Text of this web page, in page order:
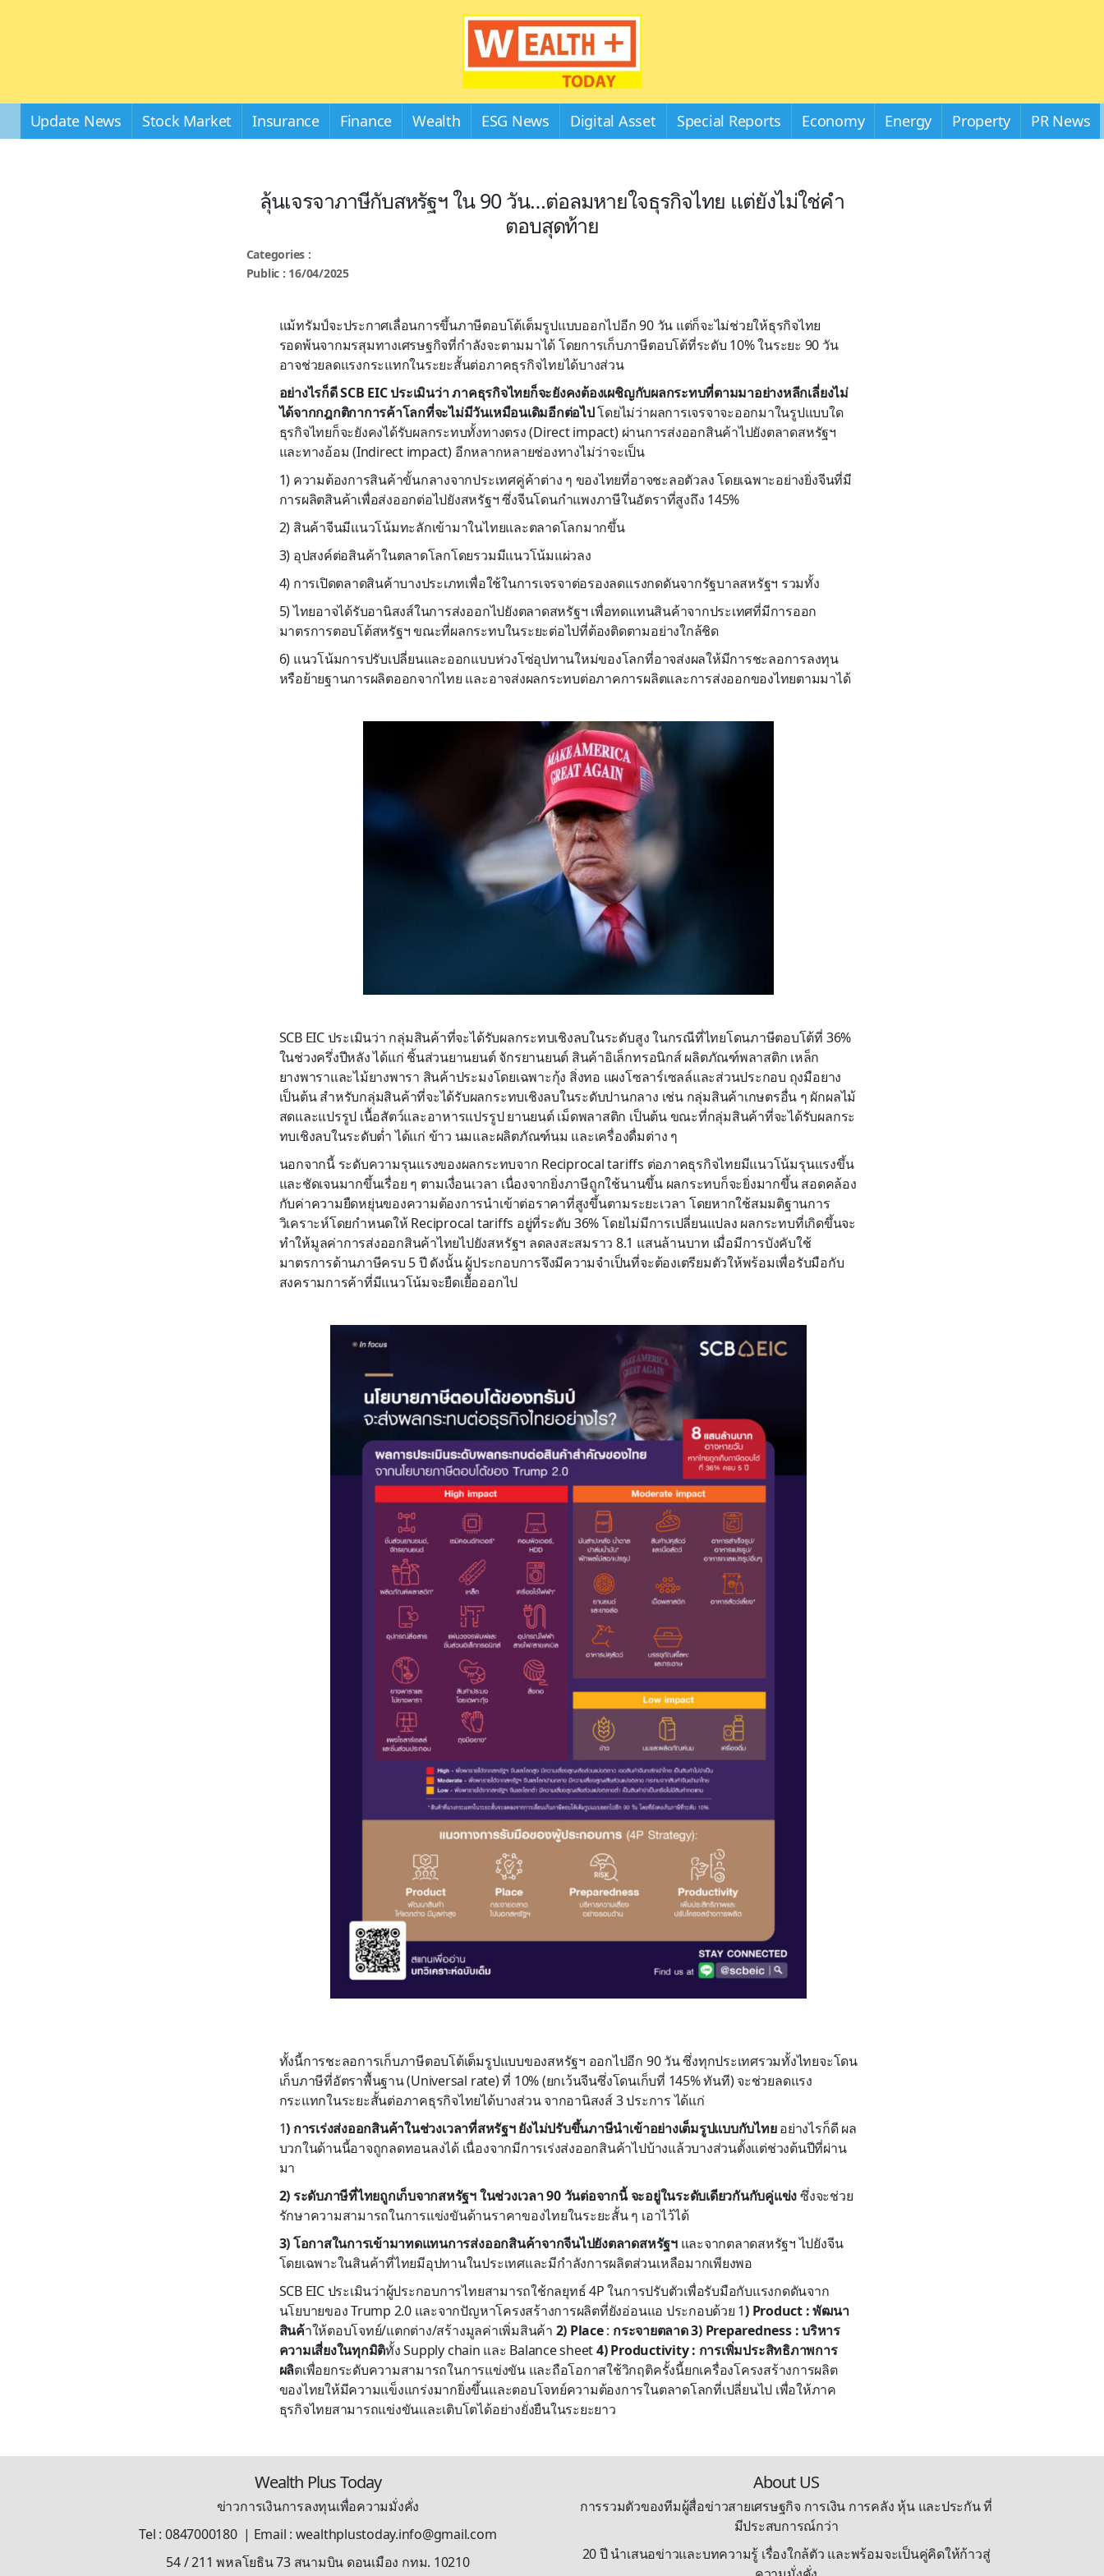
Update News Stock Market Insurance Finance Wealth ESG News Digital Asset Special Reports Economy Energy Property PR News
ลุ้นเจรจาภาษีกับสหรัฐฯ ใน 90 วัน…ต่อลมหายใจธุรกิจไทย แต่ยังไม่ใช่คำ
ตอบสุดท้าย
Categories :
Public : 16/04/2025
แม้ทรัมป์จะประกาศเลื่อนการขึ้นภาษีตอบโต้เต็มรูปแบบออกไปอีก 90 วัน แต่ก็จะไม่ช่วยให้ธุรกิจไทย
รอดพ้นจากมรสุมทางเศรษฐกิจที่กำลังจะตามมาได้ โดยการเก็บภาษีตอบโต้ที่ระดับ 10% ในระยะ 90 วัน
อาจช่วยลดแรงกระแทกในระยะสั้นต่อภาคธุรกิจไทยได้บางส่วน
อย่างไรก็ดี SCB EIC ประเมินว่า ภาคธุรกิจไทยก็จะยังคงต้องเผชิญกับผลกระทบที่ตามมาอย่างหลีกเลี่ยงไม่
ได้จากกฎกติกาการค้าโลกที่จะไม่มีวันเหมือนเดิมอีกต่อไปโดยไม่ว่าผลการเจรจาจะออกมาในรูปแบบใด
ธุรกิจไทยก็จะยังคงได้รับผลกระทบทั้งทางตรง (Direct impact) ผ่านการส่งออกสินค้าไปยังตลาดสหรัฐฯ
และทางอ้อม (Indirect impact) อีกหลากหลายช่องทางไม่ว่าจะเป็น
1) ความต้องการสินค้าขั้นกลางจากประเทศคู่ค้าต่าง ๆ ของไทยที่อาจชะลอตัวลง โดยเฉพาะอย่างยิ่งจีนที่มี
การผลิตสินค้าเพื่อส่งออกต่อไปยังสหรัฐฯ ซึ่งจีนโดนกำแพงภาษีในอัตราที่สูงถึง 145%
2) สินค้าจีนมีแนวโน้มทะลักเข้ามาในไทยและตลาดโลกมากขึ้น
3) อุปสงค์ต่อสินค้าในตลาดโลกโดยรวมมีแนวโน้มแผ่วลง
4) การเปิดตลาดสินค้าบางประเภทเพื่อใช้ในการเจรจาต่อรองลดแรงกดดันจากรัฐบาลสหรัฐฯ รวมทั้ง
5) ไทยอาจได้รับอานิสงส์ในการส่งออกไปยังตลาดสหรัฐฯ เพื่อทดแทนสินค้าจากประเทศที่มีการออก
มาตรการตอบโต้สหรัฐฯ ขณะที่ผลกระทบในระยะต่อไปที่ต้องติดตามอย่างใกล้ชิด
6) แนวโน้มการปรับเปลี่ยนและออกแบบห่วงโซ่อุปทานใหม่ของโลกที่อาจส่งผลให้มีการชะลอการลงทุน
หรือย้ายฐานการผลิตออกจากไทย และอาจส่งผลกระทบต่อภาคการผลิตและการส่งออกของไทยตามมาได้
SCB EIC ประเมินว่า กลุ่มสินค้าที่จะได้รับผลกระทบเชิงลบในระดับสูง ในกรณีที่ไทยโดนภาษีตอบโต้ที่ 36%
ในช่วงครึ่งปีหลัง ได้แก่ ชิ้นส่วนยานยนต์ จักรยานยนต์ สินค้าอิเล็กทรอนิกส์ ผลิตภัณฑ์พลาสติก เหล็ก
ยางพาราและไม้ยางพารา สินค้าประมงโดยเฉพาะกุ้ง สิ่งทอ แผงโซลาร์เซลล์และส่วนประกอบ ถุงมือยาง
เป็นต้น สำหรับกลุ่มสินค้าที่จะได้รับผลกระทบเชิงลบในระดับปานกลาง เช่น กลุ่มสินค้าเกษตรอื่น ๆ ผักผลไม้
สดและแปรรูป เนื้อสัตว์และอาหารแปรรูป ยานยนต์ เม็ดพลาสติก เป็นต้น ขณะที่กลุ่มสินค้าที่จะได้รับผลกระ
ทบเชิงลบในระดับต่ำ ได้แก่ ข้าว นมและผลิตภัณฑ์นม และเครื่องดื่มต่าง ๆ
นอกจากนี้ ระดับความรุนแรงของผลกระทบจาก Reciprocal tariffs ต่อภาคธุรกิจไทยมีแนวโน้มรุนแรงขึ้น
และชัดเจนมากขึ้นเรื่อย ๆ ตามเงื่อนเวลา เนื่องจากยิ่งภาษีถูกใช้นานขึ้น ผลกระทบก็จะยิ่งมากขึ้น สอดคล้อง
กับค่าความยืดหยุ่นของความต้องการนำเข้าต่อราคาที่สูงขึ้นตามระยะเวลา โดยหากใช้สมมติฐานการ
วิเคราะห์โดยกำหนดให้ Reciprocal tariffs อยู่ที่ระดับ 36% โดยไม่มีการเปลี่ยนแปลง ผลกระทบที่เกิดขึ้นจะ
ทำให้มูลค่าการส่งออกสินค้าไทยไปยังสหรัฐฯ ลดลงสะสมราว 8.1 แสนล้านบาท เมื่อมีการบังคับใช้
มาตรการด้านภาษีครบ 5 ปี ดังนั้น ผู้ประกอบการจึงมีความจำเป็นที่จะต้องเตรียมตัวให้พร้อมเพื่อรับมือกับ
สงครามการค้าที่มีแนวโน้มจะยืดเยื้อออกไป
ทั้งนี้การชะลอการเก็บภาษีตอบโต้เต็มรูปแบบของสหรัฐฯ ออกไปอีก 90 วัน ซึ่งทุกประเทศรวมทั้งไทยจะโดน
เก็บภาษีที่อัตราพื้นฐาน (Universal rate) ที่ 10% (ยกเว้นจีนซึ่งโดนเก็บที่ 145% ทันที) จะช่วยลดแรง
กระแทกในระยะสั้นต่อภาคธุรกิจไทยได้บางส่วน จากอานิสงส์ 3 ประการ ได้แก่
1) การเร่งส่งออกสินค้าในช่วงเวลาที่สหรัฐฯ ยังไม่ปรับขึ้นภาษีนำเข้าอย่างเต็มรูปแบบกับไทยอย่างไรก็ดี ผล
บวกในด้านนี้อาจถูกลดทอนลงได้ เนื่องจากมีการเร่งส่งออกสินค้าไปบ้างแล้วบางส่วนตั้งแต่ช่วงต้นปีที่ผ่าน
มา
2) ระดับภาษีที่ไทยถูกเก็บจากสหรัฐฯ ในช่วงเวลา 90 วันต่อจากนี้ จะอยู่ในระดับเดียวกันกับคู่แข่งซึ่งจะช่วย
รักษาความสามารถในการแข่งขันด้านราคาของไทยในระยะสั้น ๆ เอาไว้ได้
3) โอกาสในการเข้ามาทดแทนการส่งออกสินค้าจากจีนไปยังตลาดสหรัฐฯและจากตลาดสหรัฐฯ ไปยังจีน
โดยเฉพาะในสินค้าที่ไทยมีอุปทานในประเทศและมีกำลังการผลิตส่วนเหลือมากเพียงพอ
SCB EIC ประเมินว่าผู้ประกอบการไทยสามารถใช้กลยุทธ์ 4P ในการปรับตัวเพื่อรับมือกับแรงกดดันจาก
นโยบายของ Trump 2.0 และจากปัญหาโครงสร้างการผลิตที่ยังอ่อนแอ ประกอบด้วย 1) Product : พัฒนา
สินค้าให้ตอบโจทย์/แตกต่าง/สร้างมูลค่าเพิ่มสินค้า 2) Place: กระจายตลาด3) Preparedness : บริหาร
ความเสี่ยงในทุกมิติทั้ง Supply chain และ Balance sheet4) Productivity : การเพิ่มประสิทธิภาพการ
ผลิตเพื่อยกระดับความสามารถในการแข่งขัน และถือโอกาสใช้วิกฤติครั้งนี้ยกเครื่องโครงสร้างการผลิต
ของไทยให้มีความแข็งแกร่งมากยิ่งขึ้นและตอบโจทย์ความต้องการในตลาดโลกที่เปลี่ยนไป เพื่อให้ภาค
ธุรกิจไทยสามารถแข่งขันและเติบโตได้อย่างยั่งยืนในระยะยาว
Wealth Plus Today
ข่าวการเงินการลงทุนเพื่อความมั่งคั่ง
Tel : 0847000180 | Email : wealthplustoday.info@gmail.com
54 / 211 พหลโยธิน 73 สนามบิน ดอนเมือง กทม. 10210
About US
การรวมตัวของทีมผู้สื่อข่าวสายเศรษฐกิจ การเงิน การคลัง หุ้น และประกัน ที่
มีประสบการณ์กว่า
20 ปี นำเสนอข่าวและบทความรู้ เรื่องใกล้ตัว และพร้อมจะเป็นคู่คิดให้ก้าวสู่